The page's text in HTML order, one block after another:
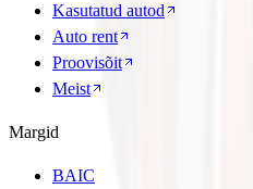
Kasutatud autod
Auto rent
Proovisõit
Meist
Margid
BAIC